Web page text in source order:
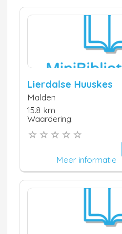
Lierdalse Huuskes
Malden
15.8 km
Waardering:
Meer informatie